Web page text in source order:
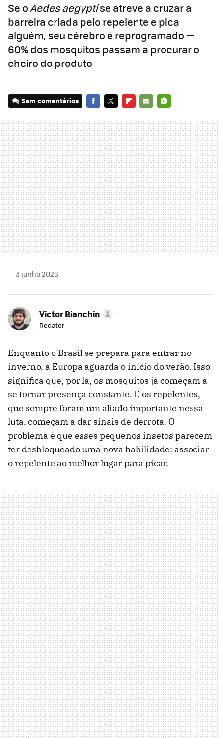
Se oAedes aegyptise atreve a cruzar a
barreira criada pelo repelente e pica
alguém, seu cérebro é reprogramado —
60% dos mosquitos passam a procurar o
cheiro do produto
Sem comentários
MAIL
3 junho 2026
Victor Bianchin
Redator
Enquanto o Brasil se prepara para entrar no
inverno, a Europa aguarda o início do verão. Isso
significa que, por lá, os mosquitos já começam a
se tornar presença constante. E os repelentes,
que sempre foram um aliado importante nessa
luta, começam a dar sinais de derrota. O
problema é que esses pequenos insetos parecem
ter desbloqueado uma nova habilidade: associar
o repelente ao melhor lugar para picar.